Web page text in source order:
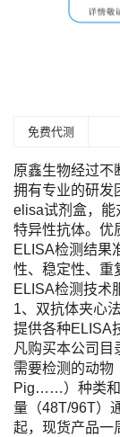
免费代测
原鑫生物经过不
拥有专业的研发
elisa试剂盒，能
特异性抗体。优
ELISA检测结果
性、稳定性、重
ELISA检测技术
1、双抗体夹心
提供各种ELISA
凡购买本公司目
需要检测的动物
Pig……）种类和
量（48T/96T）
起，现货产品一